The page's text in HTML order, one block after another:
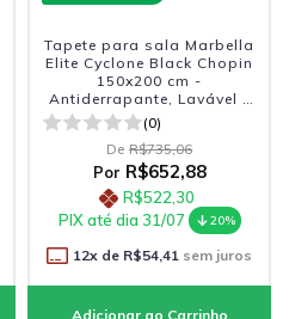
Tapete para sala Marbella
Elite Cyclone Black Chopin
150x200 cm -
Antiderrapante, Lavável e
Sofisticado
(0)
De R$735,06
Por R$652,88
R$522,30
PIX até dia 31/07
20%
12x de R$54,41 sem juros